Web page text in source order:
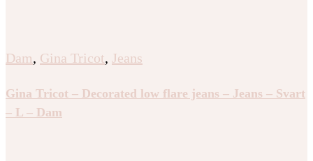
Dam, Gina Tricot, Jeans
Gina Tricot – Decorated low flare jeans – Jeans – Svart
– L – Dam